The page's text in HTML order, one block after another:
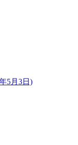
5月3日)